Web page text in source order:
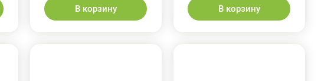
В корзину В корзину